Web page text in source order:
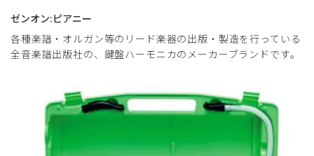
ゼンオン:ピアニー
各種楽譜・オルガン等のリード楽器の出版・製造を行っている
全音楽譜出版社の、鍵盤ハーモニカのメーカーブランドです。